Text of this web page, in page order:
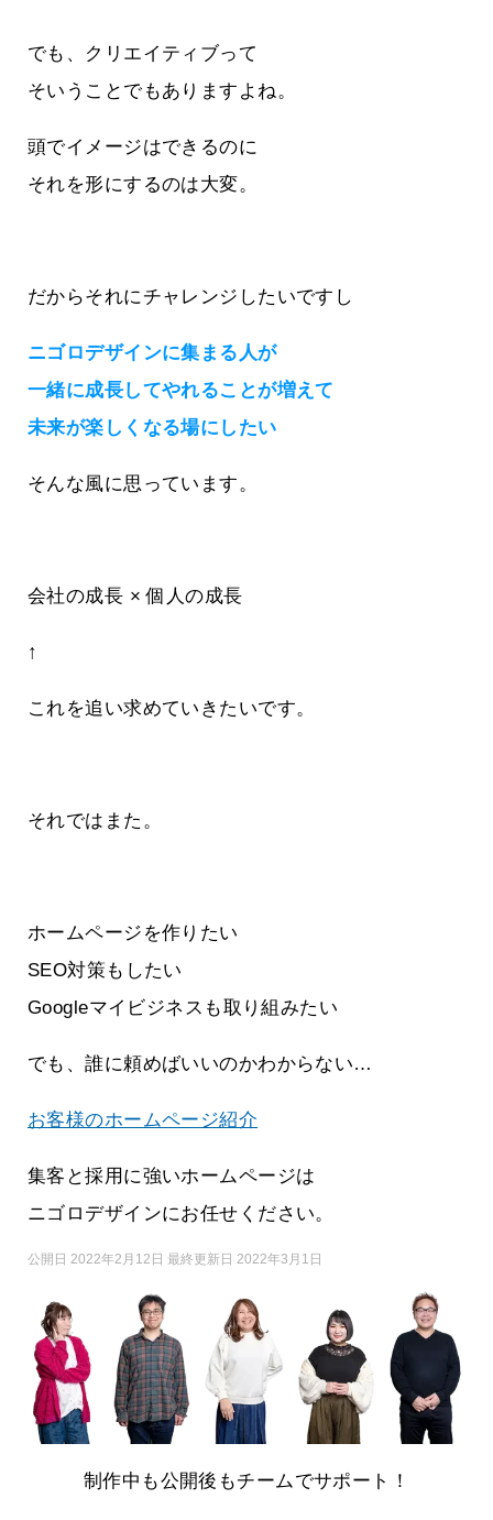
でも、クリエイティブって
そいうことでもありますよね。
頭でイメージはできるのに
それを形にするのは大変。
だからそれにチャレンジしたいですし
ニゴロデザインに集まる人が
一緒に成長してやれることが増えて
未来が楽しくなる場にしたい
そんな風に思っています。
会社の成長 × 個人の成長
↑
これを追い求めていきたいです。
それではまた。
ホームページを作りたい
SEO対策もしたい
Googleマイビジネスも取り組みたい
でも、誰に頼めばいいのかわからない…
お客様のホームページ紹介
集客と採用に強いホームページは
ニゴロデザインにお任せください。
公開日 2022年2月12日 最終更新日 2022年3月1日
制作中も公開後もチームでサポート！